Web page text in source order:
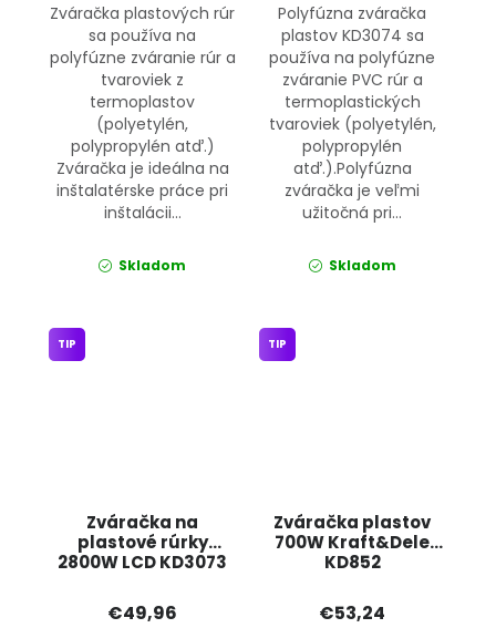
Zváračka plastových rúr
sa používa na
polyfúzne zváranie rúr a
tvaroviek z
termoplastov
(polyetylén,
polypropylén atď.)
Zváračka je ideálna na
inštalatérske práce pri
inštalácii...
Skladom
Polyfúzna zváračka
plastov KD3074 sa
používa na polyfúzne
zváranie PVC rúr a
termoplastických
tvaroviek (polyetylén,
polypropylén
atď.).Polyfúzna
zváračka je veľmi
užitočná pri...
Skladom
Zváračka na
plastové rúrky
2800W LCD KD3073
TIP
€49,96
Zváračka plastov
700W Kraft&Dele
KD852
TIP
€53,24